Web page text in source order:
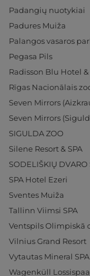
Padangių nuotykiai
Padures Muiža
Palangos vasaros
Pegasa Pils
Radisson Blu Hotel
Rīgas Nacionālais
Seven Mirrors
Seven Mirrors
SIGULDA ZOO
Silene Resort & SPA
SODELIŠKIŲ DVARO
SPA Hotel Ezeri
Sventes Muiža
Tallinn Viimsi SPA
Ventspils Olimpiskā
Vilnius Grand Resort
Vytautas Mineral SPA
Wagenküll Lossispaa